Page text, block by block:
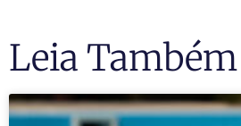
Leia Também